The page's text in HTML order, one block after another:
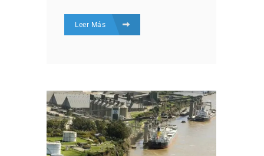
Leer Más